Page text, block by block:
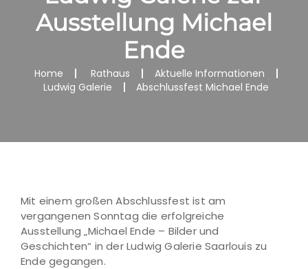
Ausstellung Michael
Ende
Home Rathaus
Aktuelle Informationen
Ludwig Galerie
Abschlussfest Michael Ende
Mit einem großen Abschlussfest ist am
vergangenen Sonntag die erfolgreiche
Ausstellung „Michael Ende – Bilder und
Geschichten“ in der Ludwig Galerie Saarlouis zu
Ende gegangen.